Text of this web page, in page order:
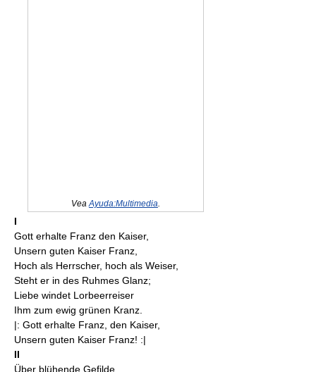
Vea Ayuda:Multimedia
I
Gott erhalte Franz den Kaiser,
Unsern guten Kaiser Franz,
Hoch als Herrscher, hoch als Weiser,
Steht er in des Ruhmes Glanz;
Liebe windet Lorbeerreiser
Ihm zum ewig grünen Kranz.
|: Gott erhalte Franz, den Kaiser,
Unsern guten Kaiser Franz! :|
II
Über blühende Gefilde